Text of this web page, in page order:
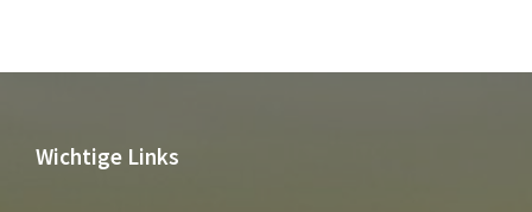
Wichtige Links